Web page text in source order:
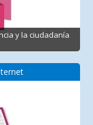
y la ciudadanía